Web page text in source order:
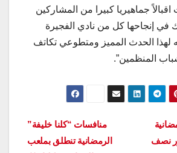
جماهيريا كبيرا من المشاركين
في إنجاحها كل من نادي الفجيرة
لهذا الحدث المميز ومتطوعي تكاتف
المنظمين”.
منافسات “كلنا خليفة”
الرمضانية تنطلق بملعب
نصف